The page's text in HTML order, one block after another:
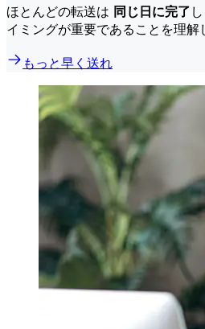
ほとんどの転送は 同じ日に完了
イミングが重要であることを理解
もっと早く送れ